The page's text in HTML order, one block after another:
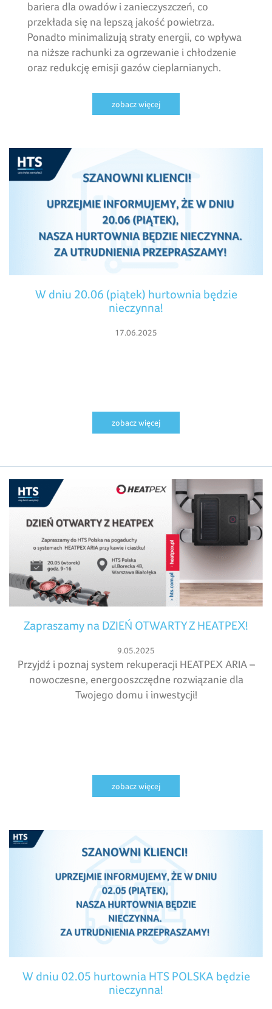
bariera dla owadów i zanieczyszczeń, co
przekłada się na lepszą jakość powietrza.
Ponadto minimalizują straty energii, co wpływa
na niższe rachunki za ogrzewanie i chłodzenie
oraz redukcję emisji gazów cieplarnianych.
zobacz więcej
W dniu 20.06 (piątek) hurtownia będzie
nieczynna!
17.06.2025
zobacz więcej
Zapraszamy na DZIEŃ OTWARTY Z HEATPEX!
9.05.2025
Przyjdź i poznaj system rekuperacji HEATPEX ARIA –
nowoczesne, energooszczędne rozwiązanie dla
Twojego domu i inwestycji!
zobacz więcej
W dniu 02.05 hurtownia HTS POLSKA będzie
nieczynna!